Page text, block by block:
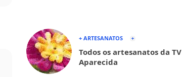
+ ARTESANATOS
Todos os artesanatos da TV
Aparecida